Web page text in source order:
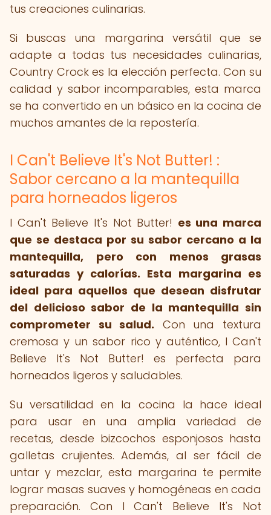
tus creaciones culinarias.
Si buscas una margarina versátil que se
adapte a todas tus necesidades culinarias,
Country Crock es la elección perfecta. Con su
calidad y sabor incomparables, esta marca
se ha convertido en un básico en la cocina de
muchos amantes de la repostería.
I Can't Believe It's Not Butter! :
Sabor cercano a la mantequilla
para horneados ligeros
I Can't Believe It's Not Butter! es una marca
que se destaca por su sabor cercano a la
mantequilla, pero con menos grasas
saturadas y calorías. Esta margarina es
ideal para aquellos que desean disfrutar
del delicioso sabor de la mantequilla sin
comprometer su salud. Con una textura
cremosa y un sabor rico y auténtico, I Can't
Believe It's Not Butter! es perfecta para
horneados ligeros y saludables.
Su versatilidad en la cocina la hace ideal
para usar en una amplia variedad de
recetas, desde bizcochos esponjosos hasta
galletas crujientes. Además, al ser fácil de
untar y mezclar, esta margarina te permite
lograr masas suaves y homogéneas en cada
preparación. Con I Can't Believe It's Not